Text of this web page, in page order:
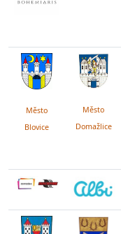
Město
Blovice
Město
Domažlice